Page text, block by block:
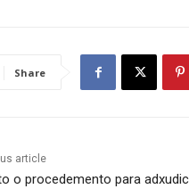
Share
article
o procedemento para